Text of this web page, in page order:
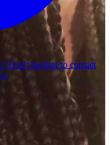
Don't hesitate tocontact